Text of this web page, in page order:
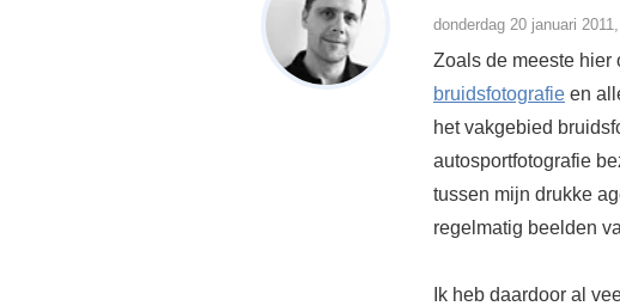
donderdag 20 januari
Zoals de meeste hier
bruidsfotografie en
het vakgebied
autosportfotografie
tussen mijn drukke
regelmatig beelden
Ik heb daardoor al